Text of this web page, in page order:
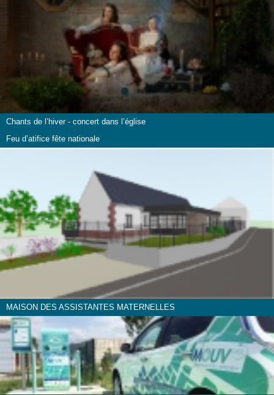
Chants de l’hiver - concert dans l’église
Feu d’atifice fête nationale
MAISON DES ASSISTANTES MATERNELLES